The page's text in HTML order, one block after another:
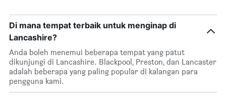
Di mana tempat terbaik untuk menginap di
Lancashire?
Anda boleh menemui beberapa tempat yang patut
dikunjungi di Lancashire. Blackpool, Preston, dan Lancaster
adalah beberapa yang paling popular di kalangan para
pengguna kami.